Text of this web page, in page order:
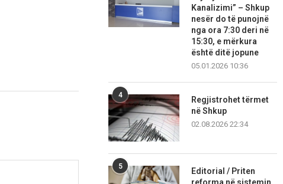
Kanalizimi” – Shkup
nesër do të punojnë
nga ora 7:30 deri në
15:30, e mërkura
është ditë jopune
05.01.2026 10:36
4
Regjistrohet tërmet
në Shkup
02.08.2026 22:34
5
Editorial / Priten